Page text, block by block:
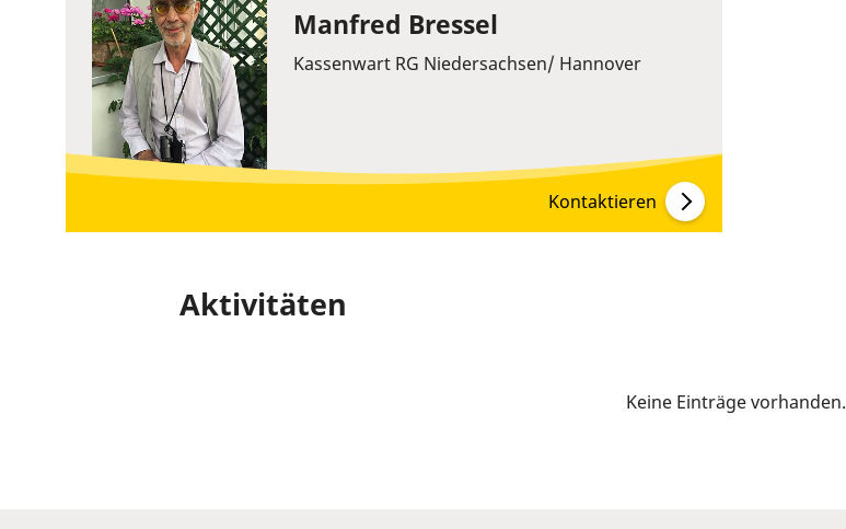
Manfred Bressel
Kassenwart RG Niedersachsen/ Hannover
Kontaktieren
Aktivitäten
Keine Einträge vorhanden.